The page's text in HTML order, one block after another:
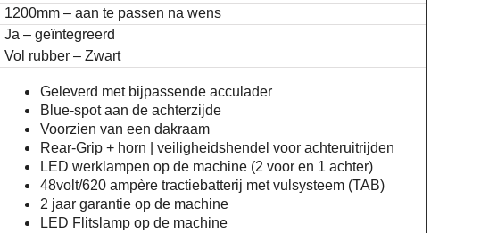
1200mm – aan te passen na wens
Ja – geïntegreerd
Vol rubber – Zwart
Geleverd met bijpassende acculader
Blue-spot aan de achterzijde
Voorzien van een dakraam
Rear-Grip + horn | veiligheidshendel voor achteruitrijden
LED werklampen op de machine (2 voor en 1 achter)
48volt/620 ampère tractiebatterij met vulsysteem (TAB)
2 jaar garantie op de machine
LED Flitslamp op de machine